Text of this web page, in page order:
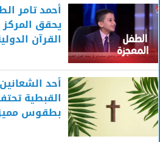
أحمد تامر
يحقق
القرآن
القبطية
بطقوس